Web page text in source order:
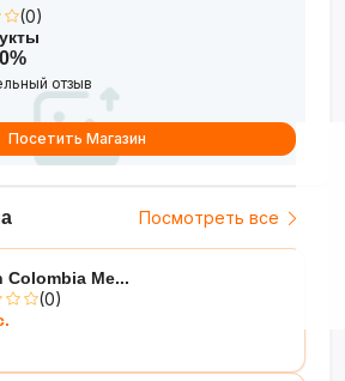
Посмотреть все
Colombia Me...
(0)
(0)
0%
отзыв
Посетить Магазин